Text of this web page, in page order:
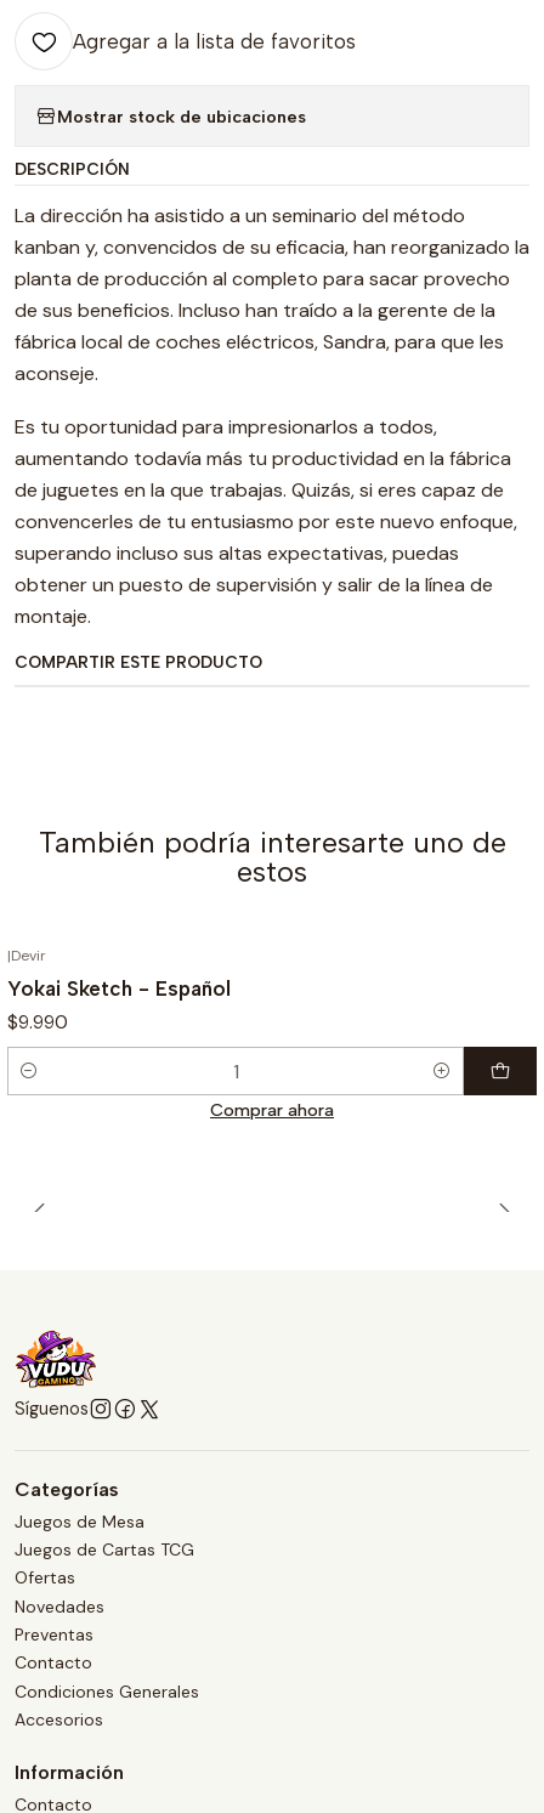
Agregar a la lista de favoritos
Mostrar stock de ubicaciones
DESCRIPCIÓN
La dirección ha asistido a un seminario del método
kanban y, convencidos de su eficacia, han reorganizado la
planta de producción al completo para sacar provecho
de sus beneficios. Incluso han traído a la gerente de la
fábrica local de coches eléctricos, Sandra, para que les
aconseje.
Es tu oportunidad para impresionarlos a todos,
aumentando todavía más tu productividad en la fábrica
de juguetes en la que trabajas. Quizás, si eres capaz de
convencerles de tu entusiasmo por este nuevo enfoque,
superando incluso sus altas expectativas, puedas
obtener un puesto de supervisión y salir de la línea de
montaje.
COMPARTIR ESTE PRODUCTO
También podría interesarte uno de
estos
|Devir
Yokai Sketch - Español
$9.990
Cantidad
Comprar ahora
Síguenos
Categorías
Juegos de Mesa
Juegos de Cartas TCG
Ofertas
Novedades
Preventas
Contacto
Condiciones Generales
Accesorios
Información
Contacto